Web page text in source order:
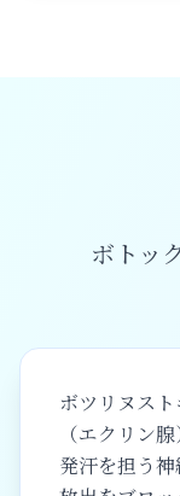
ボトッ
ボツリヌス
（エクリン
発汗を担う